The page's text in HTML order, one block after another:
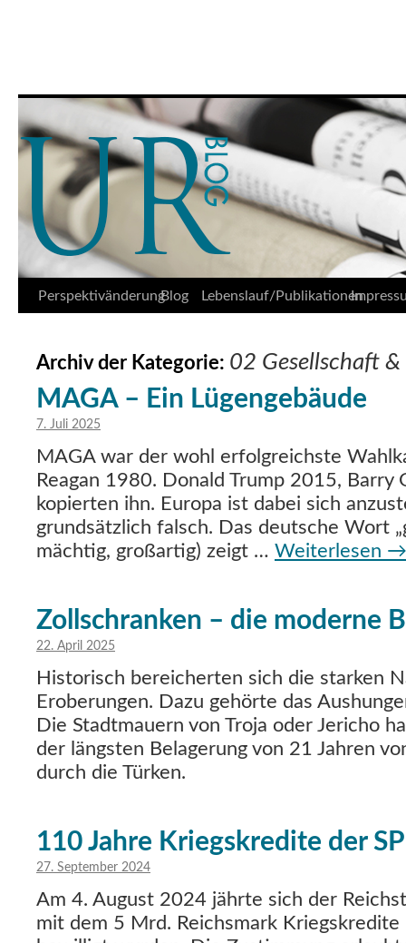
Springe
Inhalt
PerspektivänderungBlog Lebenslauf/Publikationen
Archiv der Kategorie: 02 Gesellschaft
MAGA – Ein Lügengebäude
7. Juli 2025
MAGA war der wohl erfolgreichste
Reagan 1980. Donald Trump 2015, Barry
kopierten ihn. Europa ist dabei sich
grundsätzlich falsch. Das deutsche Wort
mächtig, großartig) zeigt … Weiterlesen →
Zollschranken – die moderne
22. April 2025
Historisch bereicherten sich die starken
Eroberungen. Dazu gehörte das
Die Stadtmauern von Troja oder Jericho
der längsten Belagerung von 21 Jahren
durch die Türken.
110 Jahre Kriegskredite der
27. September 2024
Am 4. August 2024 jährte sich der
mit dem 5 Mrd. Reichsmark